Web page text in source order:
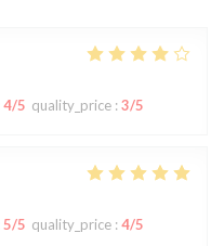
4/5 quality_price : 3/5
5/5 quality_price : 4/5